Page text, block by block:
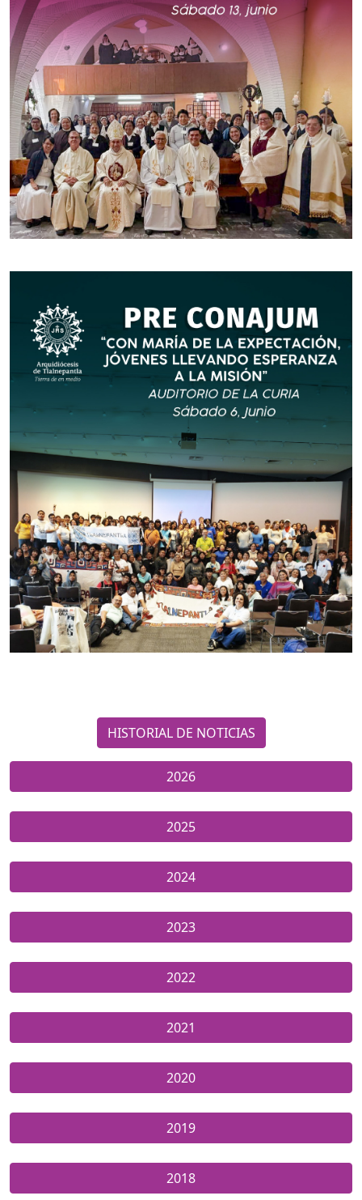
HISTORIAL DE NOTICIAS
2026
2025
2024
2023
2022
2021
2020
2019
2018